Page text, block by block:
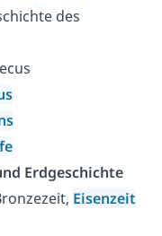
des
Erdgeschichte
Eisenzeit